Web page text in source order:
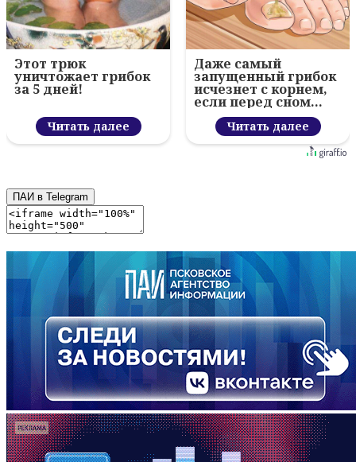
Этот трюк
уничтожает грибок
за 5 дней!
Читать далее
Даже самый
запущенный грибок
исчезнет с корнем,
если перед сном…
Читать далее
ПАИ в Telegram